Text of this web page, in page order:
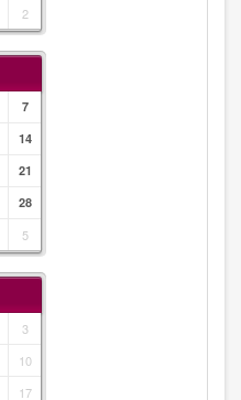
2
7
14
21
28
5
3
10
17